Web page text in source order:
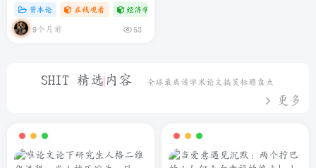
资本论 在线观看 经济学专题
9个月前 53
SHIT 精选内容 全球最离谱学术论文搞笑标题盘点
更多